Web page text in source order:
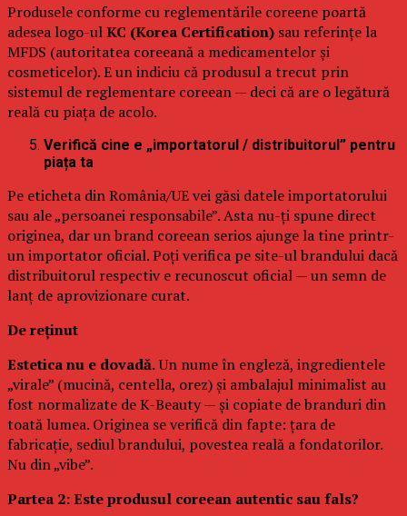
Produsele conforme cu reglementările coreene poartă
adesea logo-ulKC (Korea Certification) sau referințe la
MFDS (autoritatea coreeană a medicamentelor și
cosmeticelor). E un indiciu că produsul a trecut prin
sistemul de reglementare coreean — deci că are o legătură
reală cu piața de acolo.
Verifică cine e „importatorul / distribuitorul” pentru
piața ta
Pe eticheta din România/UE vei găsi datele importatorului
sau ale „persoanei responsabile”. Asta nu-ți spune direct
originea, dar un brand coreean serios ajunge la tine printr-
un importator oficial. Poți verifica pe site-ul brandului dacă
distribuitorul respectiv e recunoscut oficial — un semn de
lanț de aprovizionare curat.
De reținut
Estetica nu e dovadă.Un nume în engleză, ingredientele
„virale” (mucină, centella, orez) și ambalajul minimalist au
fost normalizate de K-Beauty — și copiate de branduri din
toată lumea. Originea se verifică din fapte: țara de
fabricație, sediul brandului, povestea reală a fondatorilor.
Nu din „vibe”.
Partea 2: Este produsul coreean autentic sau fals?